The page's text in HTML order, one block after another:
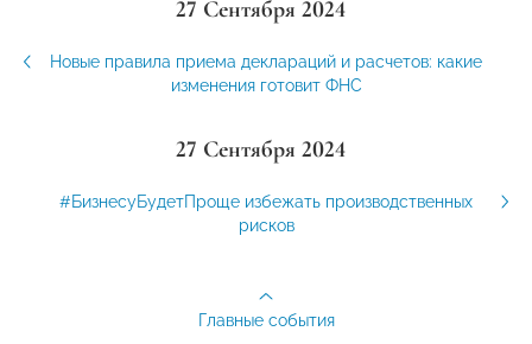
27 Сентября 2024
Новые правила приема деклараций и расчетов: какие
изменения готовит ФНС
27 Сентября 2024
#БизнесуБудетПроще избежать производственных
рисков
Главные события